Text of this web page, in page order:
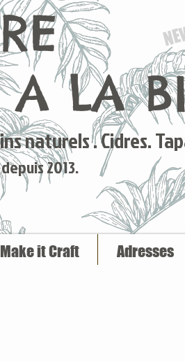
naturels . Cidres.
2013.
LA
Make it Craft Adresses